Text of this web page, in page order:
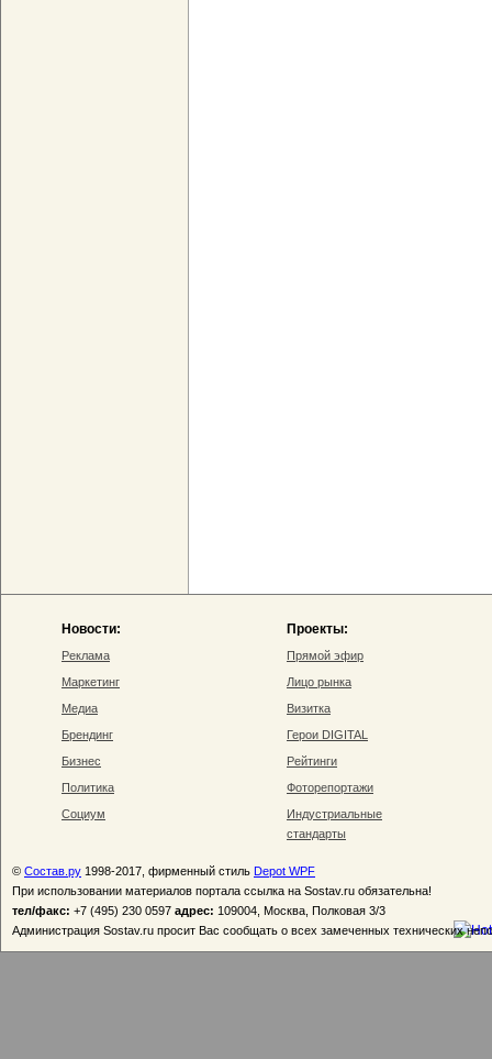
Новости:
Реклама
Маркетинг
Медиа
Брендинг
Бизнес
Политика
Социум
Проекты:
Прямой эфир
Лицо рынка
Визитка
Герои DIGITAL
Рейтинги
Фоторепортажи
Индустриальные
стандарты
© Состав.ру 1998-2017, фирменный стиль Depot WPF
При использовании материалов портала ссылка на Sostav.ru обязательна!
тел/факс: +7 (495) 230 0597 адрес: 109004, Москва, Полковая 3/3
Администрация Sostav.ru просит Вас сообщать о всех замеченных технических